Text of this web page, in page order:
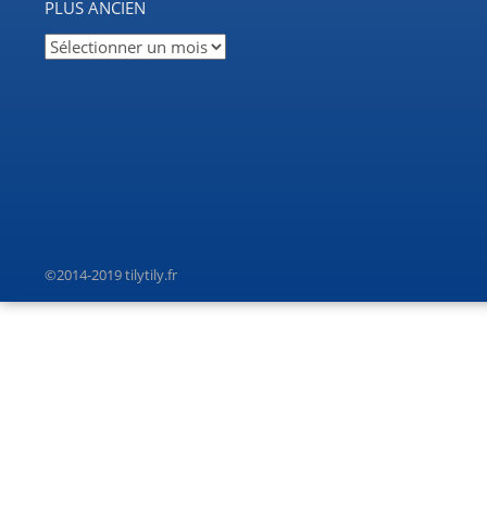
PLUS ANCIEN
Plus
ancien
©2014-2019 tilytily.fr